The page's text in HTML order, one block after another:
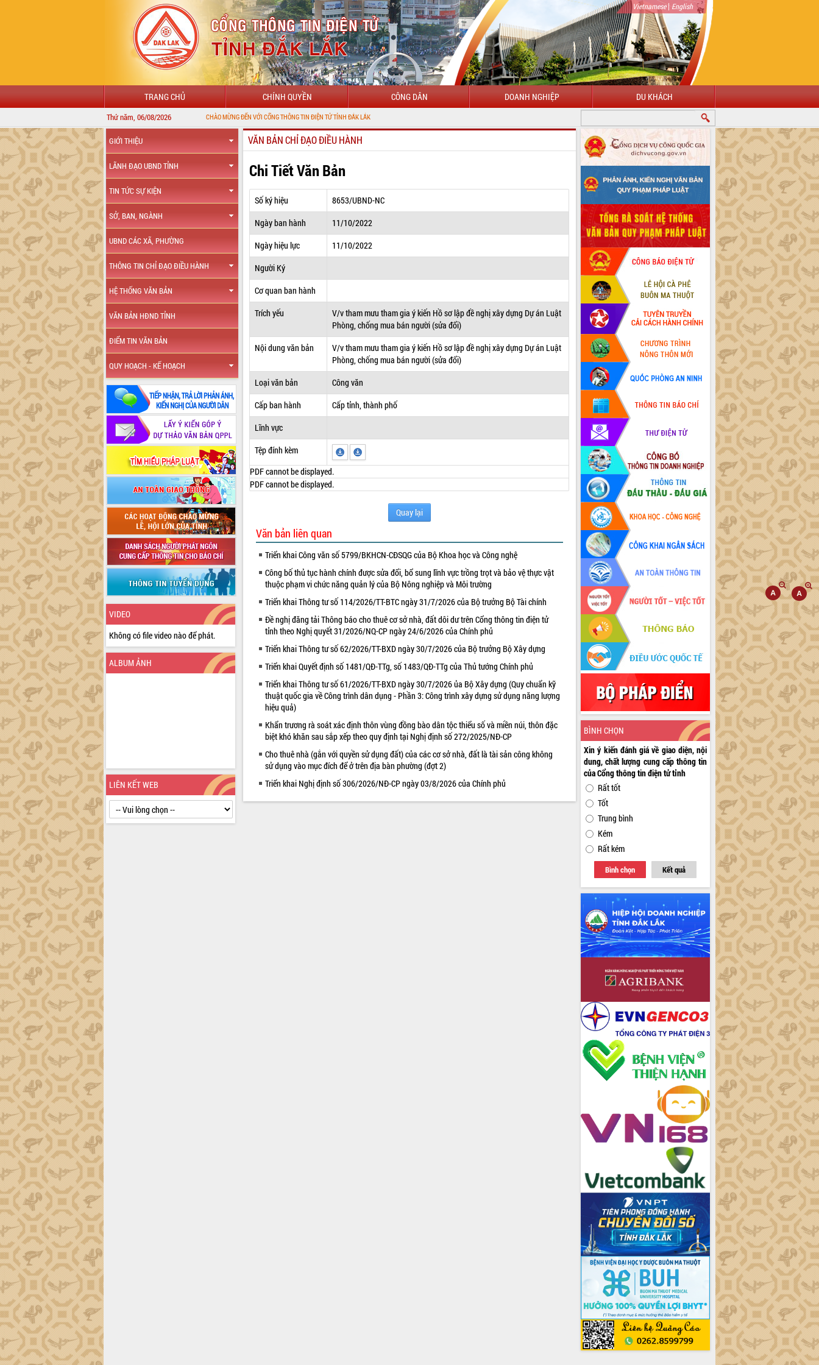
Vietnamese| English
TRANG CHỦ CHÍNH QUYỀN CÔNG DÂN DOANH NGHIỆP DU KHÁCH
Thứ năm, 06/08/2026CHÀO MỪNG ĐẾN VỚI CỔNG THÔNG TIN ĐIỆN TỬ TỈNH ĐẮK LẮK
GIỚI THIỆU
LÃNH ĐẠO UBND TỈNH
TIN TỨC SỰ KIỆN
SỞ, BAN, NGÀNH
UBND CÁC XÃ, PHƯỜNG
THÔNG TIN CHỈ ĐẠO ĐIỀU HÀNH
HỆ THỐNG VĂN BẢN
VĂN BẢN HĐND TỈNH
ĐIỂM TIN VĂN BẢN
QUY HOẠCH - KẾ HOẠCH
VIDEO
Không có file video nào để phát.
ALBUM ẢNH
LIÊN KẾT WEB
VĂN BẢN CHỈ ĐẠO ĐIỀU HÀNH
Chi Tiết Văn Bản
Số ký hiệu
8653/UBND-NC
Ngày ban hành
11/10/2022
Ngày hiệu lực
11/10/2022
Người Ký
Cơ quan ban hành
Trích yếu
V/v tham mưu tham gia ý kiến Hồ sơ lập đề nghị xây dựng Dự án Luật
Phòng, chống mua bán người (sửa đổi)
Nội dung văn bản
V/v tham mưu tham gia ý kiến Hồ sơ lập đề nghị xây dựng Dự án Luật
Phòng, chống mua bán người (sửa đổi)
Loại văn bản
Công văn
Cấp ban hành
Cấp tỉnh, thành phố
Lĩnh vực
Tệp đính kèm
PDF cannot be displayed.
PDF cannot be displayed.
Quay lại
Văn bản liên quan
Triển khai Công văn số 5799/BKHCN-CĐSQG của Bộ Khoa học và Công nghệ
Công bố thủ tục hành chính được sửa đổi, bổ sung lĩnh vực trồng trọt và bảo vệ thực vật
thuộc phạm vi chức năng quản lý của Bộ Nông nghiệp và Môi trường
Triển khai Thông tư số 114/2026/TT-BTC ngày 31/7/2026 của Bộ trưởng Bộ Tài chính
Đề nghị đăng tải Thông báo cho thuê cơ sở nhà, đất dôi dư trên Cổng thông tin điện tử
tỉnh theo Nghị quyết 31/2026/NQ-CP ngày 24/6/2026 của Chính phủ
Triển khai Thông tư số 62/2026/TT-BXD ngày 30/7/2026 của Bộ trưởng Bộ Xây dựng
Triển khai Quyết định số 1481/QĐ-TTg, số 1483/QĐ-TTg của Thủ tướng Chính phủ
Triển khai Thông tư số 61/2026/TT-BXD ngày 30/7/2026 ủa Bộ Xây dựng (Quy chuẩn kỹ
thuật quốc gia về Công trình dân dụng - Phần 3: Công trình xây dựng sử dụng năng lượng
hiệu quả)
Khẩn trương rà soát xác định thôn vùng đồng bào dân tộc thiểu số và miền núi, thôn đặc
biệt khó khăn sau sắp xếp theo quy định tại Nghị định số 272/2025/NĐ-CP
Cho thuê nhà (gắn với quyền sử dụng đất) của các cơ sở nhà, đất là tài sản công không
sử dụng vào mục đích để ở trên địa bàn phường (đợt 2)
Triển khai Nghị định số 306/2026/NĐ-CP ngày 03/8/2026 của Chính phủ
BÌNH CHỌN
Xin ý kiến đánh giá về giao diện, nội
dung, chất lượng cung cấp thông tin
của Cổng thông tin điện tử tỉnh
Rất tốt
Tốt
Trung bình
Kém
Rất kém
Bình chọn Kết quả